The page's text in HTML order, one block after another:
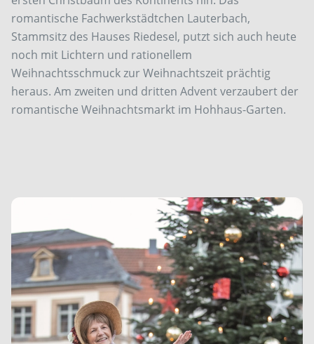
romantische Fachwerkstädtchen Lauterbach,
Stammsitz des Hauses Riedesel, putzt sich auch heute
noch mit Lichtern und rationellem
Weihnachtsschmuck zur Weihnachtszeit prächtig
heraus. Am zweiten und dritten Advent verzaubert der
romantische Weihnachtsmarkt im Hohhaus-Garten.